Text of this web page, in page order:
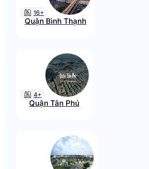
16+
Quận Bình Thạnh
4+
Quận Tân Phú